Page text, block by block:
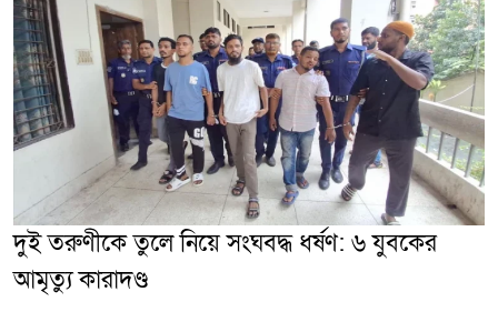
দুই তরুণীকে তুলে নিয়ে সংঘবদ্ধ ধর্ষণ: ৬ যুবকের
আমৃত্যু কারাদণ্ড